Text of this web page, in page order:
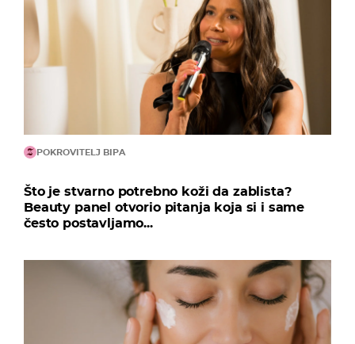
POKROVITELJ BIPA
Što je stvarno potrebno koži da zablista?
Beauty panel otvorio pitanja koja si i same
često postavljamo...